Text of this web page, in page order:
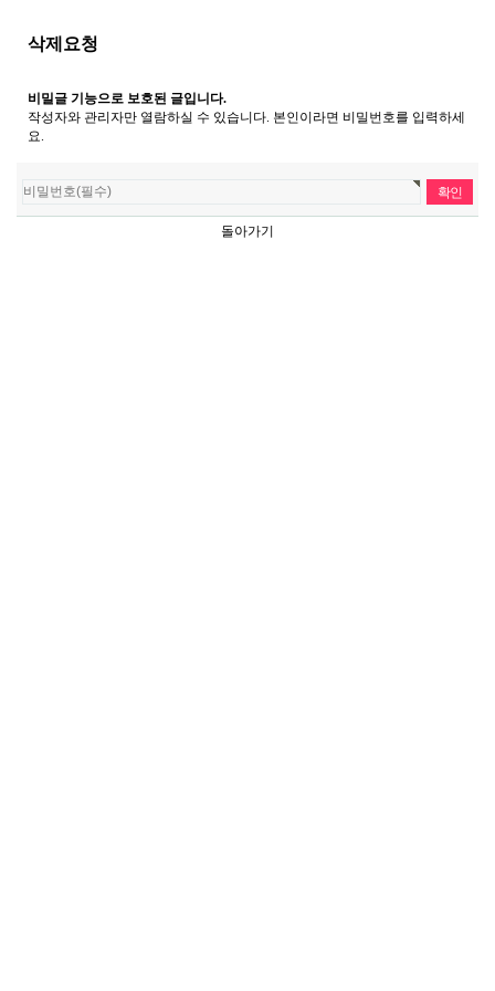
삭제요청
비밀글 기능으로 보호된 글입니다.
작성자와 관리자만 열람하실 수 있습니다. 본인이라면 비밀번호를 입력하세
요.
돌아가기